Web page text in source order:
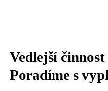
Vedlejší činnost
Poradíme s